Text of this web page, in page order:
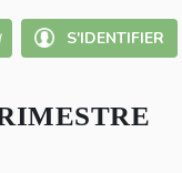
S'IDENTIFIER